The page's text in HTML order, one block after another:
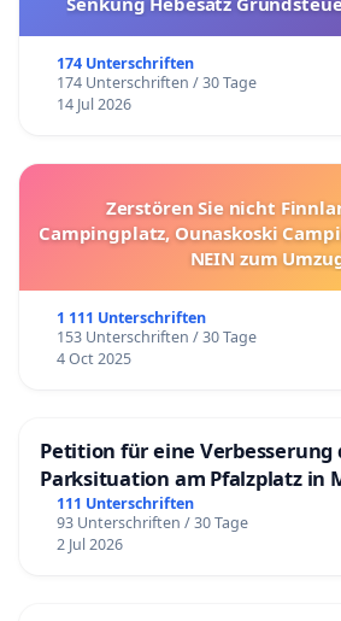
174 Unterschriften
174 Unterschriften / 30 Tage
14 Jul 2026
Zerstören Sie nicht
Campingplatz, Ounaskoski
NEIN zum
1 111 Unterschriften
153 Unterschriften / 30 Tage
4 Oct 2025
Petition für eine Verbesserung
Parksituation am Pfalzplatz in
111 Unterschriften
93 Unterschriften / 30 Tage
2 Jul 2026